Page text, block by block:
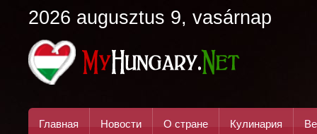
2026 augusztus 9, vasárnap
Главная Новости О стране Кулинария